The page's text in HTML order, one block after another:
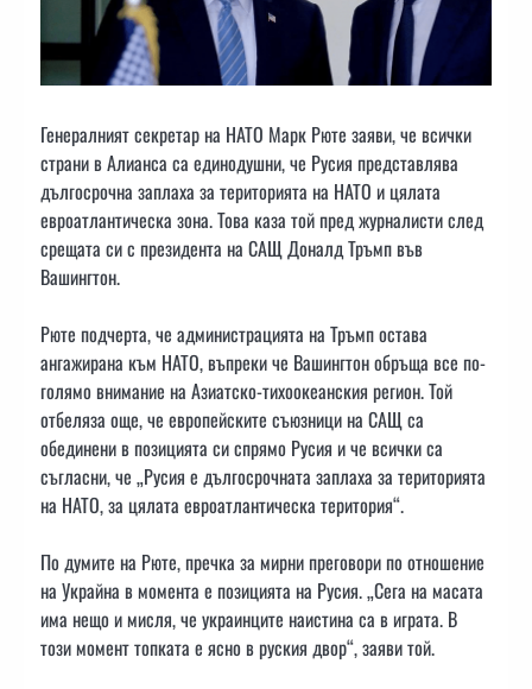
Генералният секретар на НАТО Марк Рюте заяви, че всички
страни в Алианса са единодушни, че Русия представлява
дългосрочна заплаха за територията на НАТО и цялата
евроатлантическа зона. Това каза той пред журналисти след
срещата си с президента на САЩ Доналд Тръмп във
Вашингтон.
Рюте подчерта, че администрацията на Тръмп остава
ангажирана към НАТО, въпреки че Вашингтон обръща все по-
голямо внимание на Азиатско-тихоокеанския регион. Той
отбеляза още, че европейските съюзници на САЩ са
обединени в позицията си спрямо Русия и че всички са
съгласни, че „Русия е дългосрочната заплаха за територията
на НАТО, за цялата евроатлантическа територия“.
По думите на Рюте, пречка за мирни преговори по отношение
на Украйна в момента е позицията на Русия. „Сега на масата
има нещо и мисля, че украинците наистина са в играта. В
този момент топката е ясно в руския двор“, заяви той.